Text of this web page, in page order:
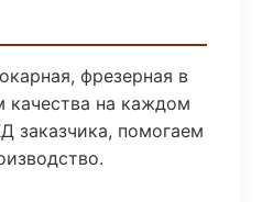
фрезерная в
качества на каждом
заказчика, помогаем